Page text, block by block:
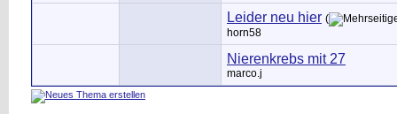
Leider neu hier (
horn58
Nierenkrebs mit 27
marco.j